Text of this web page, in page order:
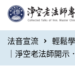
法音宣流 輕鬆
｜淨空老法師開示